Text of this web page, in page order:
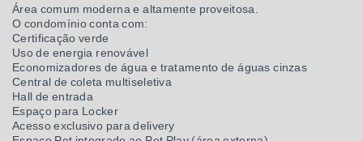
Área comum moderna e altamente proveitosa.
O condomínio conta com:
Certificação verde
Uso de energia renovável
Economizadores de água e tratamento de águas cinzas
Central de coleta multiseletiva
Hall de entrada
Espaço para Locker
Acesso exclusivo para delivery